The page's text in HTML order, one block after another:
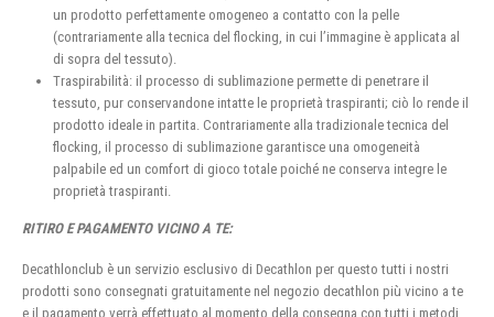
un prodotto perfettamente omogeneo a contatto con la pelle
(contrariamente alla tecnica del flocking, in cui l’immagine è applicata al
di sopra del tessuto).
Traspirabilità: il processo di sublimazione permette di penetrare il
tessuto, pur conservandone intatte le proprietà traspiranti; ciò lo rende il
prodotto ideale in partita. Contrariamente alla tradizionale tecnica del
flocking, il processo di sublimazione garantisce una omogeneità
palpabile ed un comfort di gioco totale poiché ne conserva integre le
proprietà traspiranti.
RITIRO E PAGAMENTO VICINO A TE:
Decathlonclub è un servizio esclusivo di Decathlon per questo tutti i nostri
prodotti sono consegnati gratuitamente nel negozio decathlon più vicino a te
e il pagamento verrà effettuato al momento della consegna con tutti i metodi